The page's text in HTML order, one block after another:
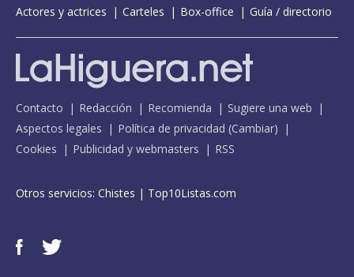
Actores y actrices
Carteles Box-office Guía / directorio
Contacto Redacción Recomienda
Sugiere una web
Aspectos legales
Política de privacidad (Cambiar)
Cookies
Publicidad y webmasters RSS
Otros servicios: Chistes | Top10Listas.com